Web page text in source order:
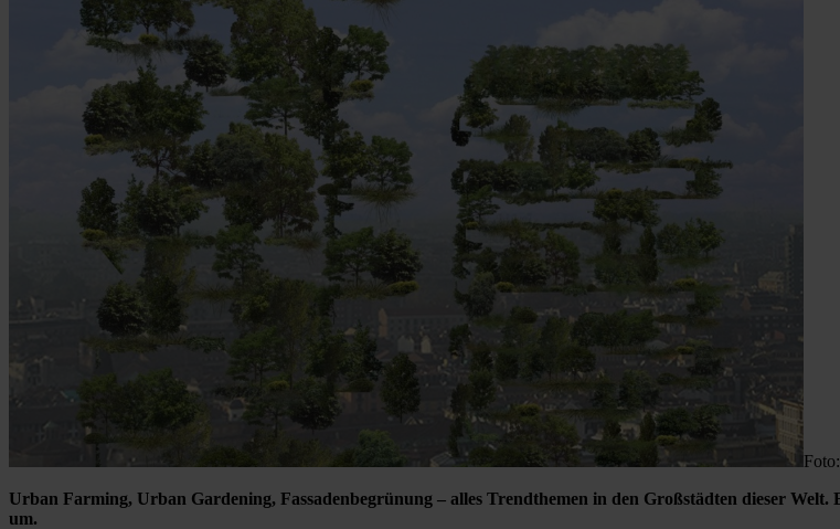
Urban Farming, Urban Gardening, Fassadenbegrünung – alles Trendthemen in den Großstädten dieser
um.